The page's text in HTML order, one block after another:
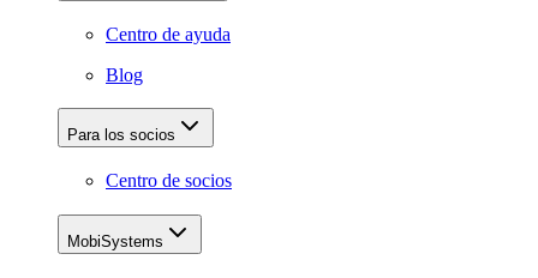
Centro de ayuda
Blog
Para los socios
Centro de socios
MobiSystems